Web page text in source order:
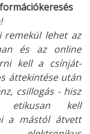
remekül lehet az
és az online
kell a csínját-
áttekintése után
csillogás - hisz
etikusan kell
a mástól átvett